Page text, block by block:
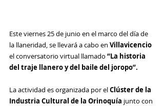
Este viernes 25 de junio en el marco del día de
la llaneridad, se llevará a cabo en Villavicencio
el conversatorio virtual llamado “La historia
del traje llanero y del baile del joropo”.
La actividad es organizada por el Clúster de la
Industria Cultural de la Orinoquía junto con